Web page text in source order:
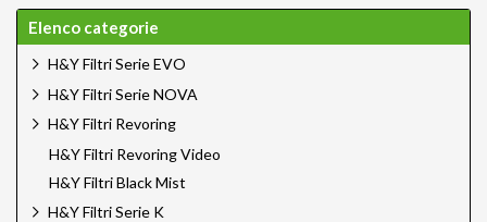
Elenco categorie
H&Y Filtri Serie EVO
H&Y Filtri Serie NOVA
H&Y Filtri Revoring
H&Y Filtri Revoring Video
H&Y Filtri Black Mist
H&Y Filtri Serie K